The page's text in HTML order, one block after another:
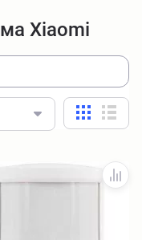
Xiaomi